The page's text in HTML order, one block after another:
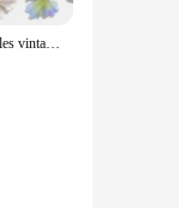
Pétale de fleurs artificielles vintage à quatre feuilles, 50 pièces/4cm, fausses fleurs pour décoration de mariage, maison, scrapbooking, couronne DIY